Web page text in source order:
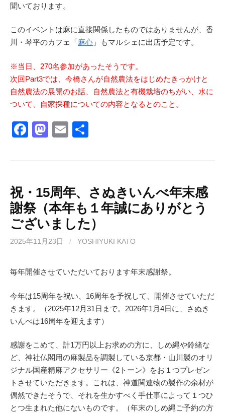
聞いております。
このイベントは麻に直接関係したものではありませんが、香
川・琴平のカフェ「麻心 」もマルシェに出店予定です。
※当日、270名参加があったそうです。
次回Part3では、今橋さんが自然農法をはじめたきっかけと
自然農法の展開のお話、自然農法と有機栽培のちがい、水に
ついて、自家採種についての内容となるとのこと。
F
b
o
o
k
M
d
o
n
E
祝・15周年、さぬきいんべ年末感
謝祭（本年も１年誠にありがとう
ございました）
2025年11月23日 / YOSHIYUKI KATO
毎年開催させていただいております年末感謝祭。
今年は15周年を祝い、16周年を予祝して、開催させていただ
きます。（2025年12月31日まで。2026年1月4日に、さぬき
いんべは16周年を迎えます）
感謝をこめて、計1万円以上お求めの方に、しめ縄や鈴緒な
ど、神社仏閣用の麻製品を調製している京都・山川製のオリ
ジナル国産精麻アクセサリー《2トーン》をお１つプレゼン
トさせていただきます。これは、神道関連物の製作の余材が
偶然できたそうで、それを生かすべく手仕事によって１つひ
とつ生まれた他にないものです。（年末のしめ縄ご予約の方